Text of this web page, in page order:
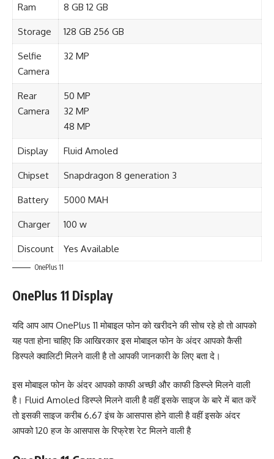
Ram 8 GB 12 GB
Storage 128 GB 256 GB
Selfie
Camera
32 MP
Rear
Camera
50 MP
32 MP
48 MP
Display Fluid Amoled
Chipset Snapdragon 8 generation 3
Battery 5000 MAH
Charger 100 w
Discount Yes Available
OnePlus 11
OnePlus 11 Display
यदि आप आप OnePlus 11 मोबाइल फोन को खरीदने की सोच रहे हो तो आपको
यह पता होना चाहिए कि आखिरकार इस मोबाइल फोन के अंदर आपको कैसी
डिस्पले क्वालिटी मिलने वाली है तो आपकी जानकारी के लिए बता दे।
इस मोबाइल फोन के अंदर आपको काफी अच्छी और काफी डिस्प्ले मिलने वाली
है। Fluid Amoled डिस्प्ले मिलने वाली है वहीं इसके साइज के बारे में बात करें
तो इसकी साइज करीब 6.67 इंच के आसपास होने वाली है वहीं इसके अंदर
आपको 120 हज के आसपास के रिफ्रेश रेट मिलने वाली है